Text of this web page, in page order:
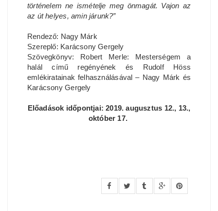
történelem ne ismételje meg önmagát. Vajon az
az út helyes, amin járunk?”
Rendező: Nagy Márk
Szereplő: Karácsony Gergely
Szövegkönyv: Robert Merle: Mesterségem a
halál című regényének és Rudolf Höss
emlékiratainak felhasználásával – Nagy Márk és
Karácsony Gergely
Előadások időpontjai: 2019. augusztus 12., 13.,
október 17.